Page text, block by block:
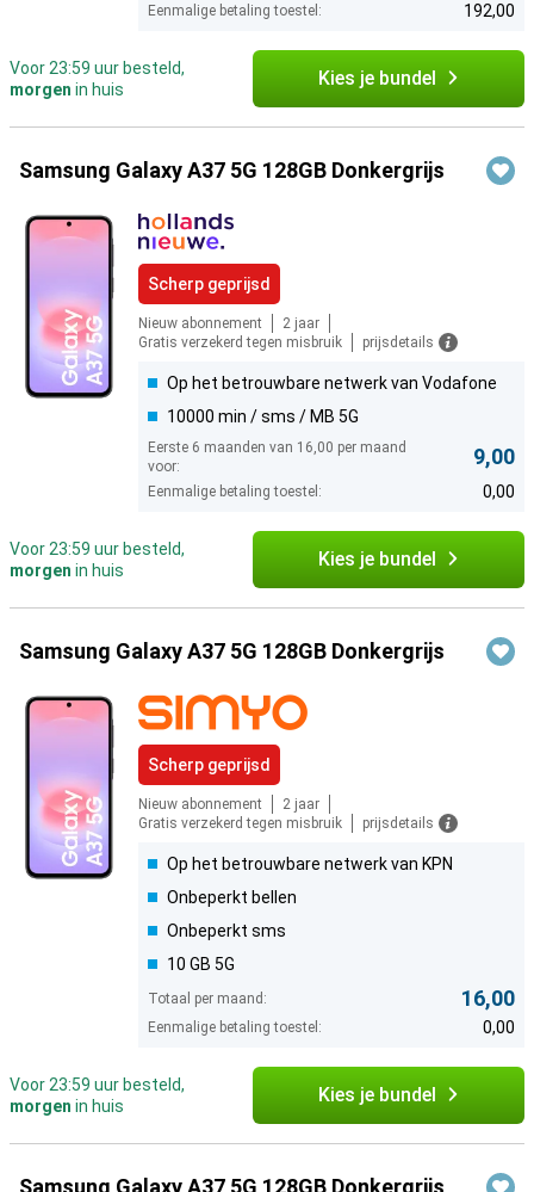
Eenmalige betaling toestel: 192,00
Voor 23:59 uur besteld,
morgen in huis Kies je bundel
Samsung Galaxy A37 5G 128GB Donkergrijs
Scherp geprijsd
Nieuw abonnement
2 jaar
Gratis verzekerd tegen misbruik
prijsdetails
Op het betrouwbare netwerk van Vodafone
10000 min / sms / MB 5G
Eerste 6 maanden van 16,00 per maand
voor:
9,00
Eenmalige betaling toestel: 0,00
Voor 23:59 uur besteld,
morgen in huis Kies je bundel
Samsung Galaxy A37 5G 128GB Donkergrijs
Scherp geprijsd
Nieuw abonnement
2 jaar
Gratis verzekerd tegen misbruik
prijsdetails
Op het betrouwbare netwerk van KPN
Onbeperkt bellen
Onbeperkt sms
10 GB 5G
Totaal per maand: 16,00
Eenmalige betaling toestel: 0,00
Voor 23:59 uur besteld,
morgen in huis Kies je bundel